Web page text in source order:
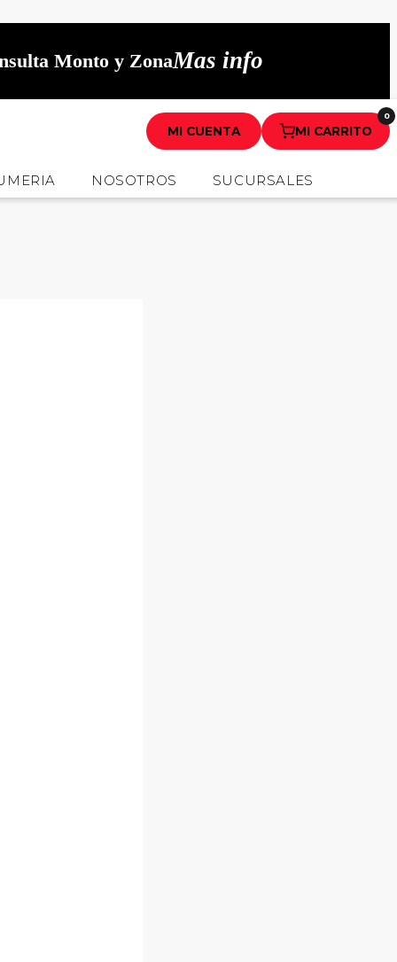
Monto y ZonaMas info
MI CUENTA MI CARRITO
0
NOSOTROS SUCURSALES